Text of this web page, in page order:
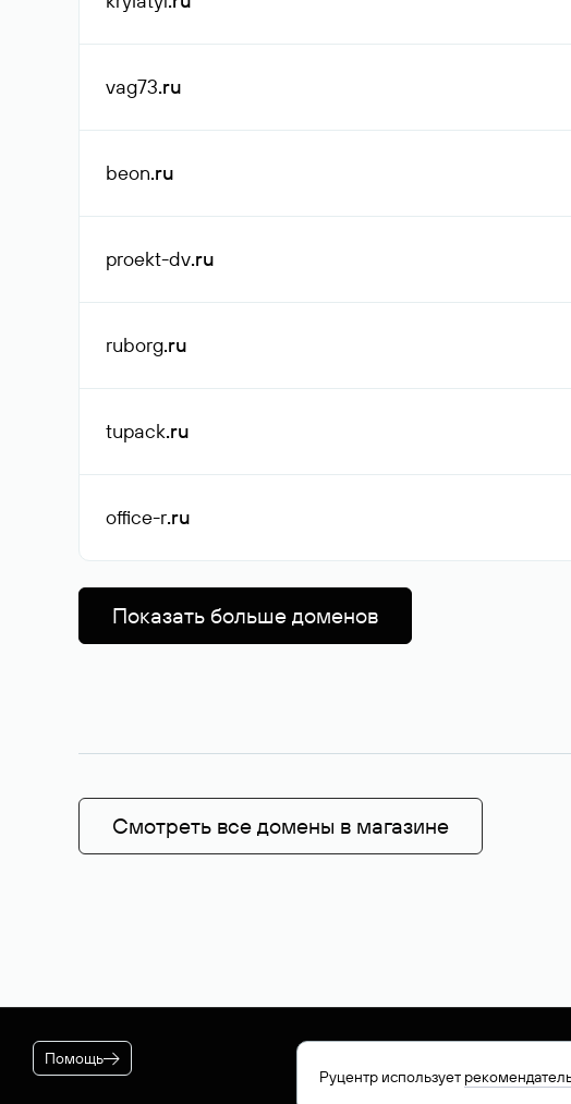
vag73.ru
beon.ru
proekt-dv.ru
ruborg.ru
tupack.ru
office-r.ru
Показать больше доменов
Смотреть все домены в магазине
Помощь
Руцентр использует